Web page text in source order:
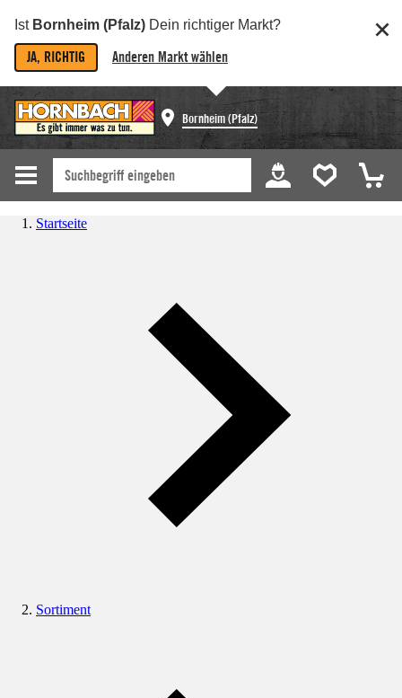
Ist Bornheim (Pfalz) Dein richtiger Markt?
JA, RICHTIG Anderen Markt wählen
Bornheim (Pfalz)
Startseite
Sortiment